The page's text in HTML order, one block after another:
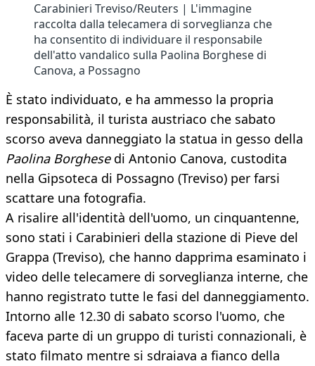
Carabinieri Treviso/Reuters | L'immagine
raccolta dalla telecamera di sorveglianza che
ha consentito di individuare il responsabile
dell'atto vandalico sulla Paolina Borghese di
Canova, a Possagno
È stato individuato, e ha ammesso la propria
responsabilità, il turista austriaco che sabato
scorso aveva danneggiato la statua in gesso della
Paolina Borghesedi Antonio Canova, custodita
nella Gipsoteca di Possagno (Treviso) per farsi
scattare una fotografia.
A risalire all'identità dell'uomo, un cinquantenne,
sono stati i Carabinieri della stazione di Pieve del
Grappa (Treviso), che hanno dapprima esaminato i
video delle telecamere di sorveglianza interne, che
hanno registrato tutte le fasi del danneggiamento.
Intorno alle 12.30 di sabato scorso l'uomo, che
faceva parte di un gruppo di turisti connazionali, è
stato filmato mentre si sdraiava a fianco della